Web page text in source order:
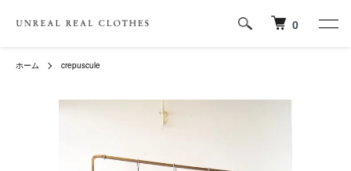
0
ホーム crepuscule